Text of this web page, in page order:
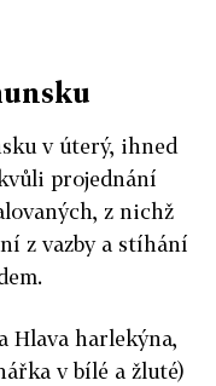
v úterý, ihned
projednání
z nichž
z vazby a stíhání
Hlava harlekýna,
v bílé a žluté)